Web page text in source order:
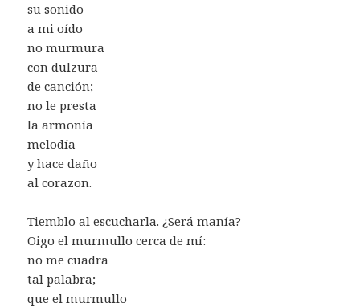
su sonido
a mi oído
no murmura
con dulzura
de canción;
no le presta
la armonía
melodía
y hace daño
al corazon.
Tiemblo al escucharla. ¿Será manía?
Oigo el murmullo cerca de mí:
no me cuadra
tal palabra;
que el murmullo